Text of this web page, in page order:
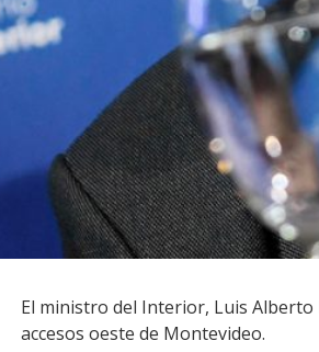
Facebook
El ministro del Interior, Luis
accesos oeste de Montevideo.